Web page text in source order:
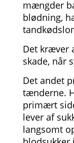
mængder
blødning,
Det kræver
skade, når
Det andet
tænderne.
primært
lever af
langsomt